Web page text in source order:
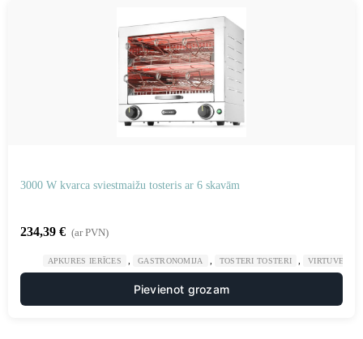
3000 W kvarca sviestmaižu tosteris ar 6 skavām
234,39 € (ar PVN)
APKURES IERĪCES GASTRONOMIJA TOSTERI TOSTERI VIRTUVE
Pievienot grozam